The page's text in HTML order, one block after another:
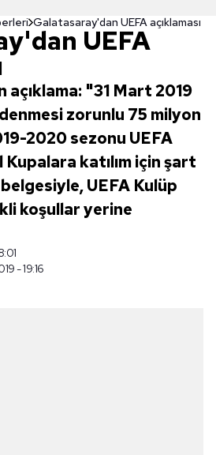
Galatasaray'dan UEFA açıklaması
UEFA
"31 Mart 2019
zorunlu 75 milyon
2020 sezonu UEFA
katılım için şart
UEFA Kulüp
koşullar yerine
- 19:16